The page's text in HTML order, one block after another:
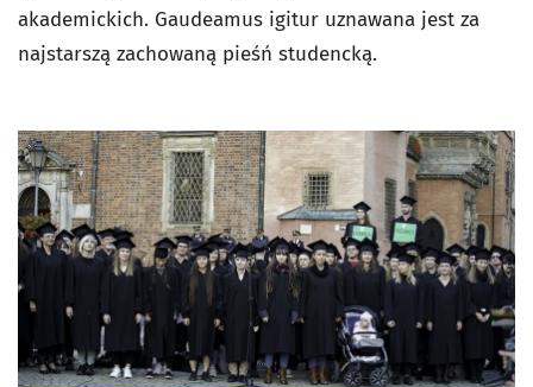
akademickich. Gaudeamus igitur uznawana jest za
najstarszą zachowaną pieśń studencką.